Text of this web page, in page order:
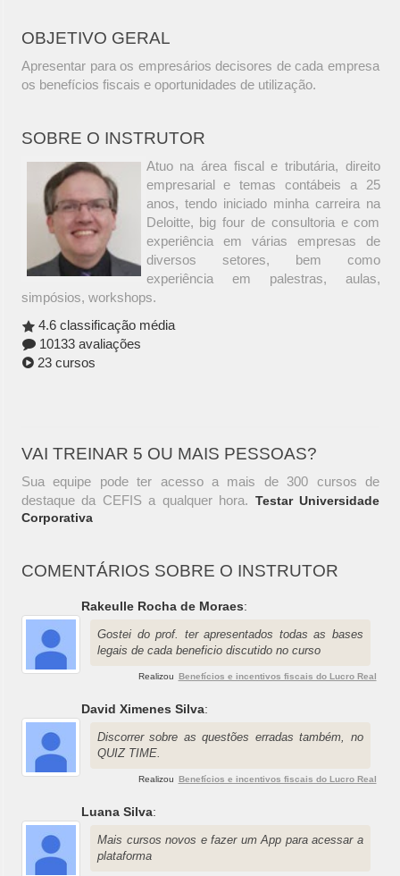
OBJETIVO GERAL
Apresentar para os empresários decisores de cada empresa
os benefícios fiscais e oportunidades de utilização.
SOBRE O INSTRUTOR
Atuo na área fiscal e tributária, direito
empresarial e temas contábeis a 25
anos, tendo iniciado minha carreira na
Deloitte, big four de consultoria e com
experiência em várias empresas de
diversos setores, bem como
experiência em palestras, aulas,
simpósios, workshops.
4.6 classificação média
10133 avaliações
23 cursos
VAI TREINAR 5 OU MAIS PESSOAS?
Sua equipe pode ter acesso a mais de 300 cursos de
destaque da CEFIS a qualquer hora. Testar Universidade
Corporativa
COMENTÁRIOS SOBRE O INSTRUTOR
Rakeulle Rocha de Moraes:
Gostei do prof. ter apresentados todas as bases
legais de cada beneficio discutido no curso
Realizou Benefícios e incentivos fiscais do Lucro Real
David Ximenes Silva:
Discorrer sobre as questões erradas também, no
QUIZ TIME.
Realizou Benefícios e incentivos fiscais do Lucro Real
Luana Silva:
Mais cursos novos e fazer um App para acessar a
plataforma